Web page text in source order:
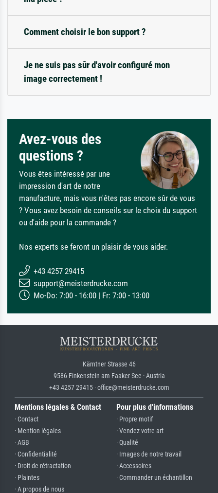
Comment choisir le bon support ?
Je ne suis pas sûr d'avoir configuré mon
image correctement !
Avez-vous des
questions ?
Vous êtes intéressé par une
impression d'art de notre
manufacture, mais vous n'êtes pas encore sûr de vous
? Vous avez besoin de conseils sur le choix du support
ou d'aide pour la commande ?
Nos experts se feront un plaisir de vous aider.
+43 4257 29415
support@meisterdrucke.com
Mo-Do: 7:00 - 16:00 | Fr: 7:00 - 13:00
Kärntner Strasse 46
9586 Finkenstein am Faaker See · Austria
+43 4257 29415 · office@meisterdrucke.com
Mentions légales & Contact
· Contact
· Mention légales
· AGB
· Confidentialité
· Droit de rétractation
· Plaintes
· A propos de nous
Pour plus d'informations
· Propre motif
· Vendez votre art
· Qualité
· Images de notre travail
· Accessoires
· Commander un échantillon